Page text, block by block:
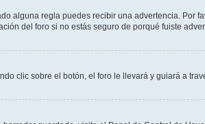
alguna regla puedes recibir una advertencia. Por
del foro si no estás seguro de porqué fuiste
clic sobre el botón, el foro le llevará y guiará a